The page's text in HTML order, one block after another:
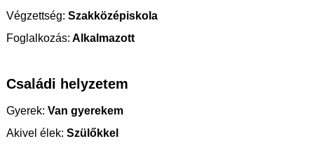
Végzettség: Szakközépiskola
Foglalkozás: Alkalmazott
Családi helyzetem
Gyerek: Van gyerekem
Akivel élek: Szülőkkel